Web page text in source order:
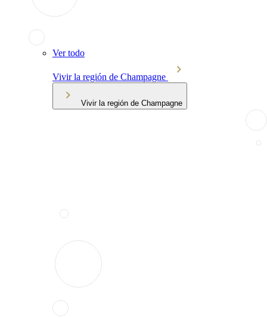
Ver todo
Vivir la región de Champagne
Vivir la región de Champagne